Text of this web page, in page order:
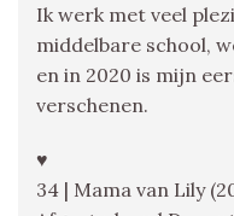
Ik werk met veel
middelbare school,
en in 2020 is mijn
verschenen.
♥
34 | Mama van Lily